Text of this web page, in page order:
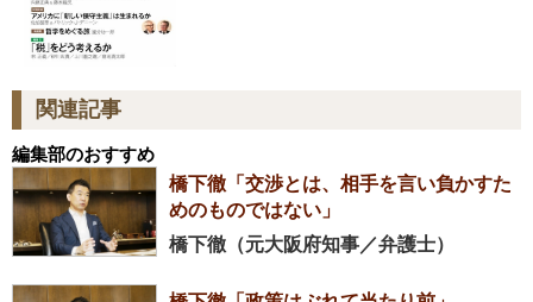
関連記事
編集部のおすすめ
橋下徹「交渉とは、相手を言い負かすた
めのものではない」
橋下徹（元大阪府知事／弁護士）